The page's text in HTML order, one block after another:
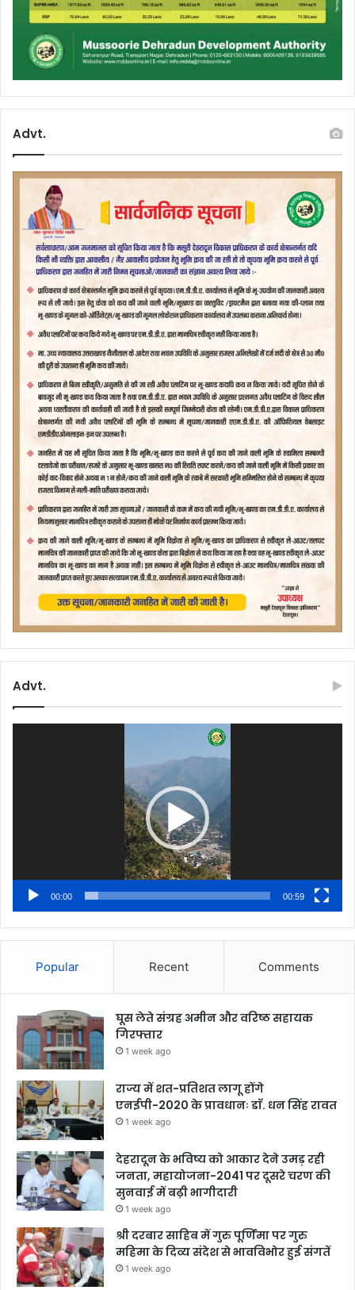
Advt.
Advt.
00:00 00:59
Popular Recent Comments
घूस लेते संग्रह अमीन और वरिष्ठ सहायक
गिरफ्तार
1 week ago
राज्य में शत-प्रतिशत लागू होंगे
एनईपी-2020 के प्रावधानः डाॅ. धन सिंह रावत
1 week ago
देहरादून के भविष्य को आकार देने उमड़ रही
जनता, महायोजना-2041 पर दूसरे चरण की
सुनवाई में बढ़ी भागीदारी
1 week ago
श्री दरबार साहिब में गुरु पूर्णिमा पर गुरु
महिमा के दिव्य संदेश से भावविभोर हुई संगतें
1 week ago